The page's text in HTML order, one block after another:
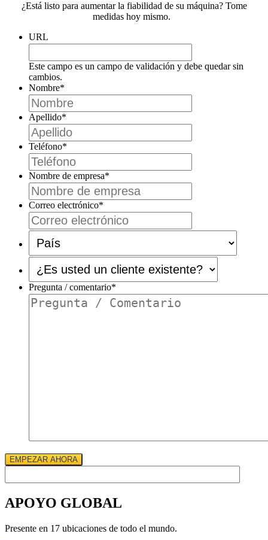
¿Está listo para aumentar la fiabilidad de su máquina? Tome
medidas hoy mismo.
URL
Este campo es un campo de validación y debe quedar sin
cambios.
Nombre*
Apellido*
Teléfono*
Nombre de empresa*
Correo electrónico*
País*
¿Es
usted
un
cliente
existente?
*
Pregunta / comentario*
EMPEZAR AHORA
APOYO GLOBAL
Presente en 17 ubicaciones de todo el mundo.